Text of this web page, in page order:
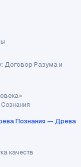
Договор Разума и
Познания — Древа
качеств